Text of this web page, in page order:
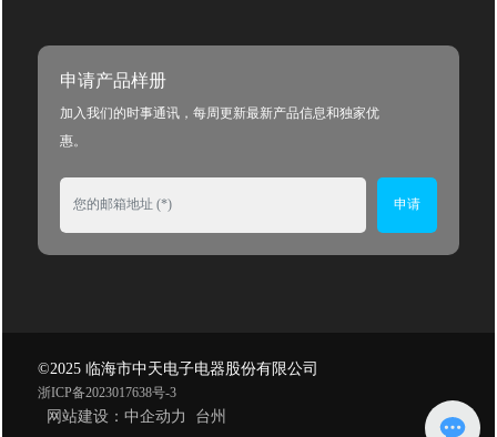
申请产品样册
加入我们的时事通讯，每周更新最新产品信息和独家优
惠。
申请
©2025 临海市中天电子电器股份有限公司
浙ICP备2023017638号-3
网站建设：中企动力 台州